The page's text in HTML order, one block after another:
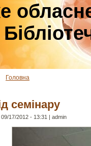
Головна
семінару
17/2012 - 13:31 | admin